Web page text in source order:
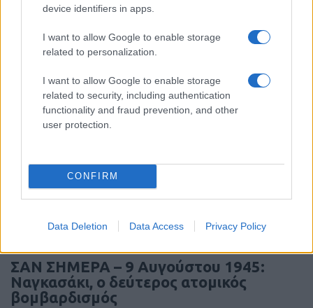
device identifiers in apps.
I want to allow Google to enable storage
related to personalization.
I want to allow Google to enable storage
related to security, including authentication
functionality and fraud prevention, and other
user protection.
CONFIRM
Data Deletion Data Access Privacy Policy
Το Ισραήλ «απορρίπτει» το σχέδιο των
ΗΠΑ που αποδέχτηκε η Χαμάς
γερμανική βάση υποστήριξης Patriot
ΣΑΝ ΣΗΜΕΡΑ – 9 Αυγούστου 1945:
Ναγκασάκι, ο δεύτερος ατομικός
βομβαρδισμός